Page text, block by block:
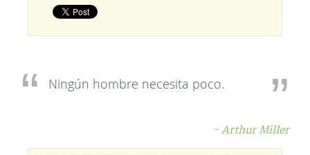
Ningún hombre necesita poco.
- Arthur Miller